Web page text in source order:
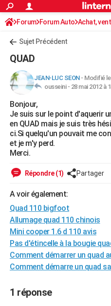
ACTUALITÉS
Politique
Société
Faits Divers
Education
Monde
Villes
+
FINANCE
Retraite
Impôts
Epargne
Immobilier
Risques naturels par ville
Banque
Assurance
Crédit
AUTO
Essais
Réserver un essai
Citadines
Berlines
SUV
Forum auto
+HIGH-TECH
Mobiles
Meilleur smartphone
Internet
Ordinateurs
Jeux vidéo
Guide high-tech
+BRICOLAGE
Forum
Aménagement intérieur
Extérieur
Cuisine
Salle de bains
Jardinage
Rangement
WEEK-END
Guides de France
Escapades
Patrimoine
Expositions
Musées
Week-end nature
LIFESTYLE
SANTE
Alimentation
Guide de la santé
Maladies
Médicaments
Sommeil
VOYAGE
Destinations
City break
Voyage nature
Voyage de noces
Forum
Climat
+PHOTO
GUIDES D'ACHAT
BONS PLANS
CARTE DE VOEUX
Forum Forum Auto Achat,
Sujet Précédent
QUAD
JEAN-LUC SEON- Modifié le
ousseini - 28 mai 2012 à
Bonjour,
Je suis sur le point d'aquerir
en QUAD mais je suis très
ci.Si quelqu'un pouvait me
et je m'y perd.
Merci.
Répondre (1) Partager
A voir également:
Quad 110 bigfoot
Allumage quad 110 chinois
Mini cooper 1.6 d 110 avis
Pas d'étincelle à la bougie
Comment démarrer un quad
Comment démarre un quad
1 réponse